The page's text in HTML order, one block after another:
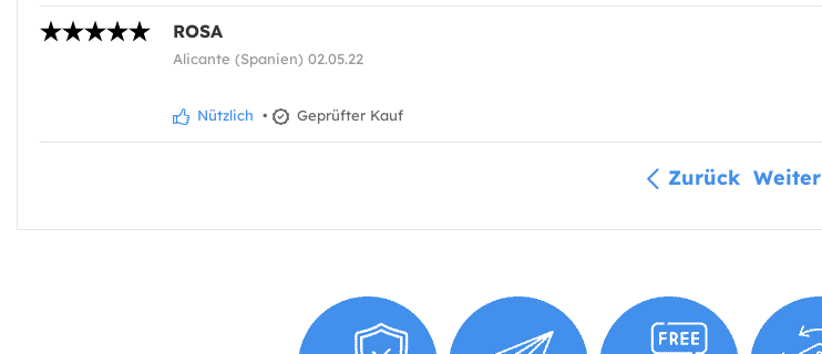
ROSA
Alicante (Spanien) 02.05.22
Nützlich • Geprüfter Kauf
Zurück Weiter